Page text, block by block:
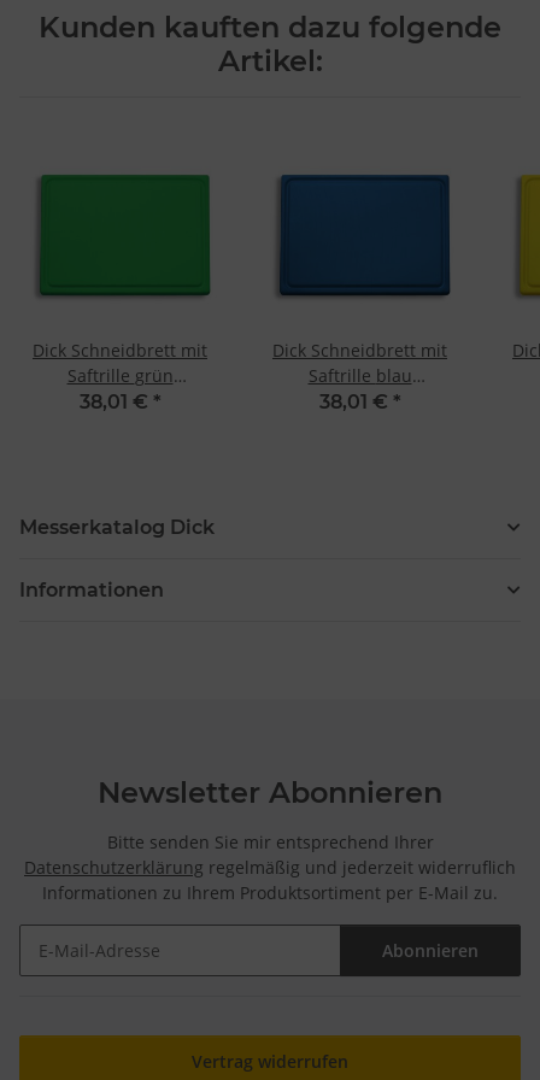
Kunden kauften dazu folgende
Artikel:
Dick Schneidbrett mit
Saftrille grün
325x265x18mm
38,01 € *
Dick Schneidbrett mit
Saftrille blau
325x265x18mm
38,01 € *
Messerkatalog Dick
Informationen
Newsletter Abonnieren
Bitte senden Sie mir entsprechend Ihrer
Datenschutzerklärung regelmäßig und jederzeit widerruflich
Informationen zu Ihrem Produktsortiment per E-Mail zu.
Abonnieren
Vertrag widerrufen
Messung der Performance von Inhalten
Analyse von Zielgruppen durch Statistiken oder Kombinationen
von Daten aus verschiedenen Quellen
Entwicklung und Verbesserung der Angebote
Endgeräteeigenschaften zur Identifikation aktiv abfragen